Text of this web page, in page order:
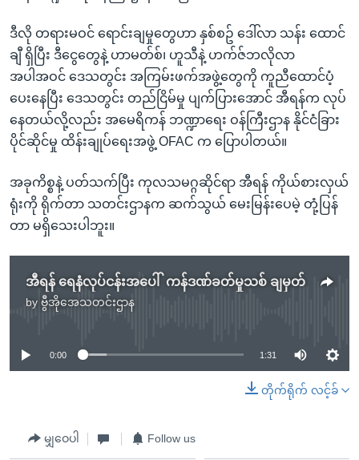
ဒီလို တရားမဝင် ရောင်းချမှုတွေဟာ နှစ်စဥ် ဒေါ်လာ သန်း ထောင်
ချီ ရှိပြီး ဒီငွေတွေနဲ့ ဟာမတ်စ်၊ ဟူသီနဲ့ ဟက်ဇ်ဘလိုလာ
အပါအဝင် ဒေသတွင်း အကြမ်းဖက်အဖွဲ့တွေကို ကူညီထောင်ပံ့
ပေးနေပြီး ဒေသတွင်း တည်ငြိမ်မှု ပျက်ပြားအောင် အီရန်က လုပ်
နေတယ်လို့လည်း အမေရိကန် ဘဏ္ဍာရေး ဝန်ကြီးဌာန နိုင်ငံခြား
ပိုင်ဆိုင်မှု ထိန်းချုပ်ရေးအဖွဲ့ OFAC က ပြောပါတယ်။
အခုကိစ္စနဲ့ ပတ်သက်ပြီး ကုလသမဂ္ဂဆိုင်ရာ အီရန် ကိုယ်စားလှယ်
ရုံးကို ရိုက်တာ သတင်းဌာနက ဆက်သွယ် မေးမြန်းပေမဲ့ တုံ့ပြန်
တာ မရှိသေးပါဘူး။
အီရန် ရေနံလုပ်ငန်းအပေါ် ကန်ဒဏ်ခတ်မှုသစ် ချမှတ်
by ဗွီအိုအေသတင်းဌာန
No media source currently available
0:00 1:31
တိုက်ရိုက် လင့်ခ်
မျှဝေပါ Follow us